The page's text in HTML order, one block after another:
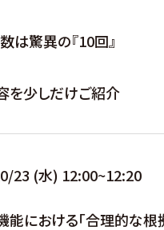
は驚異の『10回』
を少しだけご紹介
23 (水) 12:00~12:20
機能における「合理的な